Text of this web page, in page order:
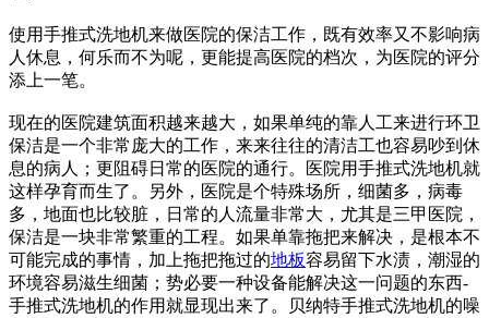
使用手推式洗地机来做医院的保洁工作，既有效率又不影响病
人休息，何乐而不为呢，更能提高医院的档次，为医院的评分
添上一笔。
现在的医院建筑面积越来越大，如果单纯的靠人工来进行环卫
保洁是一个非常庞大的工作，来来往往的清洁工也容易吵到休
息的病人；更阻碍日常的医院的通行。医院用手推式洗地机就
这样孕育而生了。另外，医院是个特殊场所，细菌多，病毒
多，地面也比较脏，日常的人流量非常大，尤其是三甲医院，
保洁是一块非常繁重的工程。如果单靠拖把来解决，是根本不
可能完成的事情，加上拖把拖过的地板容易留下水渍，潮湿的
环境容易滋生细菌；势必要一种设备能解决这一问题的东西-
手推式洗地机的作用就显现出来了。贝纳特手推式洗地机的噪